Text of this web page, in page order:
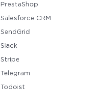
PrestaShop
Salesforce CRM
SendGrid
Slack
Stripe
Telegram
Todoist